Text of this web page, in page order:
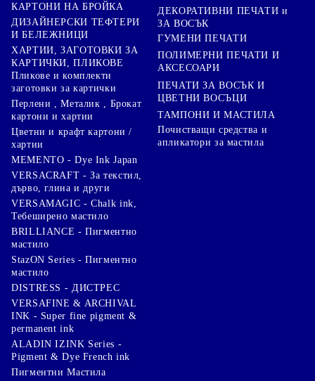
КАРТОНИ НА БРОЙКА
ДИЗАЙНЕРСКИ ТЕФТЕРИ
И БЕЛЕЖНИЦИ
ХАРТИИ, ЗАГОТОВКИ ЗА
КАРТИЧКИ, ПЛИКОВЕ
Пликове и комплекти
заготовки за картички
Перлени , Металик , Брокат
картони и хартии
Цветни и крафт картони /
хартии
ДЕКОРАТИВНИ ПЕЧАТИ и
ЗА ВОСЪК
ГУМЕНИ ПЕЧАТИ
ПОЛИМЕРНИ ПЕЧАТИ И
АКСЕСОАРИ
ПЕЧАТИ ЗА ВОСЪК И
ЦВЕТНИ ВОСЪЦИ
ТАМПОНИ И МАСТИЛА
Почистващи средства и
апликатори за мастила
MEMENTO - Dye Ink Japan
VERSACRAFT - За текстил,
дърво, глина и други
VERSAMAGIC - Chalk ink,
Тебеширено мастило
BRILLIANCE - Пигментно
мастило
StazON Series - Пигментно
мастило
DISTRESS - ДИСТРЕС
VERSAFINE & ARCHIVAL
INK - Super fine pigment &
permanent ink
ALADIN IZINK Series -
Pigment & Dye French ink
Пигментни Мастила